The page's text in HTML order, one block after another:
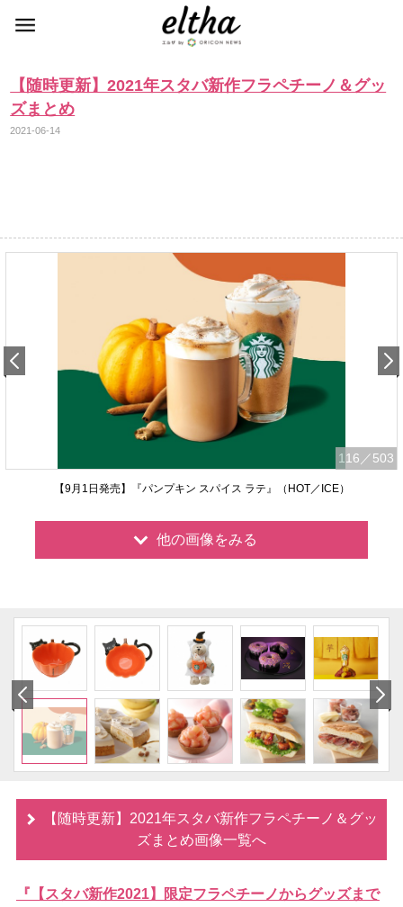
【随時更新】2021年スタバ新作フラペチーノ＆グッ
ズまとめ
2021-06-14
116 ／503
【9月1日発売】『パンプキン スパイス ラテ』（HOT／ICE）
他の画像をみる
【随時更新】2021年スタバ新作フラペチーノ＆グッ
ズまとめ画像一覧へ
『【スタバ新作2021】限定フラペチーノからグッズまで